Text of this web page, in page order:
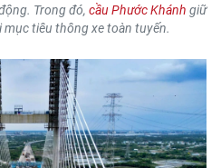
Trong đó, cầu Phước Khánh giữ
tiêu thông xe toàn tuyến.